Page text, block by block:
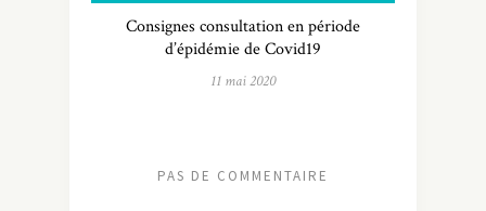
Consignes consultation en période
d’épidémie de Covid19
11 mai 2020
PAS DE COMMENTAIRE